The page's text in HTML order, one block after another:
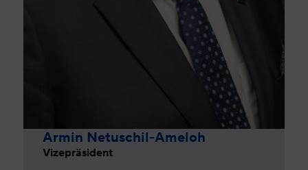
Armin Netuschil-Ameloh
Vizepräsident